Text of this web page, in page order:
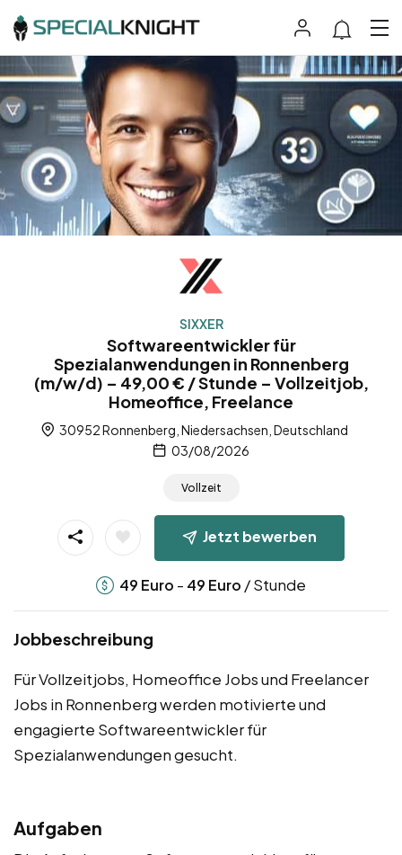
SIXXER
Softwareentwickler für
Spezialanwendungen in Ronnenberg
(m/w/d) – 49,00 € / Stunde – Vollzeitjob,
Homeoffice, Freelance
30952 Ronnenberg, Niedersachsen, Deutschland
03/08/2026
Vollzeit
Jetzt bewerben
49 Euro - 49 Euro / Stunde
Jobbeschreibung
Für Vollzeitjobs, Homeoffice Jobs und Freelancer
Jobs in Ronnenberg werden motivierte und
engagierte Softwareentwickler für
Spezialanwendungen gesucht.
Aufgaben